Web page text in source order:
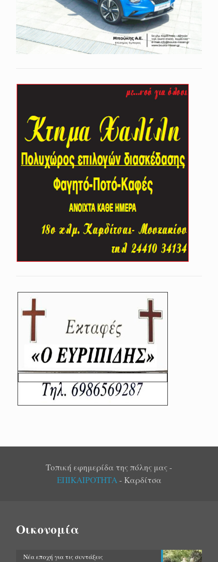
Τοπική εφημερίδα της πόλης μας -
ΕΠΙΚΑΙΡΟΤΗΤΑ- Καρδίτσα
Οικονομία
Νέα εποχή για τις συντάξεις